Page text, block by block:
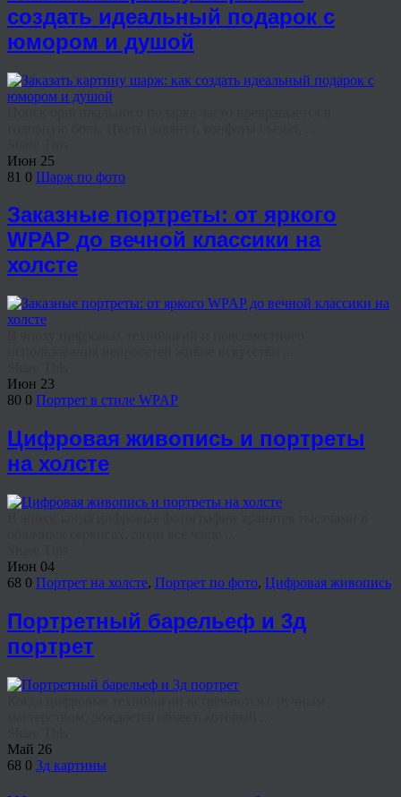
создать идеальный подарок с
юмором и душой
Июн 25
81 0 Шарж по фото
Заказные портреты: от яркого
WPAP до вечной классики на
холсте
Июн 23
80 0 Портрет в стиле WPAP
Цифровая живопись и портреты
на холсте
Июн 04
68 0 Портрет на холсте, Портрет по фото, Цифровая живопись
Портретный барельеф и 3д
портрет
Май 26
68 0 3д картины